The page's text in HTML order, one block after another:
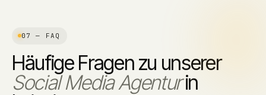
07 — FAQ
Häufige Fragen zu unserer
Social Media Agenturin